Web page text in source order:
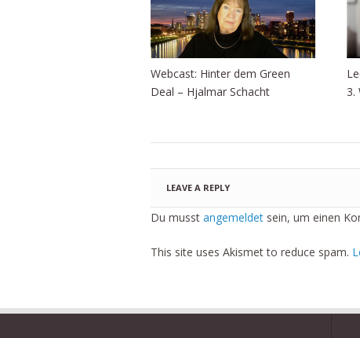
Webcast: Hinter dem Green
Deal – Hjalmar Schacht
3.
LEAVE A REPLY
Du musst angemeldet sein, um einen
This site uses Akismet to reduce spam.